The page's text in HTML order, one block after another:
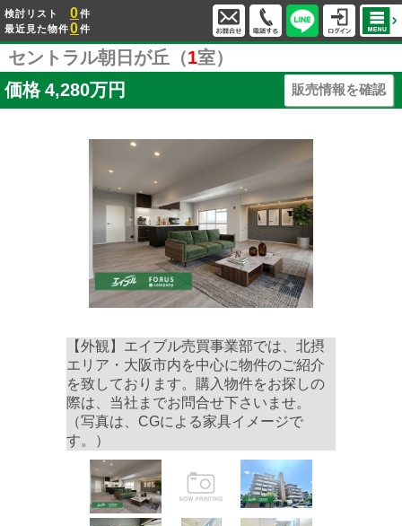
検討リスト 0件
最近見た物件0件
セントラル朝日が丘（1室）
価格 4,280万円 販売情報を確認
【外観】エイブル売買事業部では、北摂
エリア・大阪市内を中心に物件のご紹介
を致しております。購入物件をお探しの
際は、当社までお問合せ下さいませ。
（写真は、CGによる家具イメージで
す。）